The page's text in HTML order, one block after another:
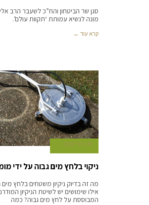
סגן שר הביטחון והח”כ לשעבר הרב
מונה לנשיא עמותת ‘תקוות עולם’.
קרא עוד ←
8 ביוני 2020
ניקוי בלחץ מים גבוה על ידי
מה זה בדיוק ניקיון משטחים בלחץ מים
אילו שימושים יש לשיטת הניקיון
המבוססת על לחץ מים גבוה? כמה